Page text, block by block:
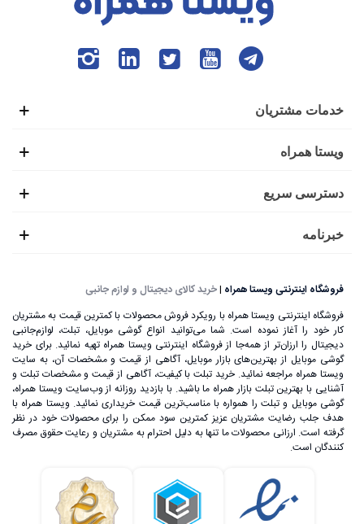
خدمات مشتریان
ویستا همراه
دسترسی سریع
خبرنامه
فروشگاه اینترنتی ویستا همراه |خرید کالای دیجیتال و لوازم جانبی
فروشگاه اینترنتی ویستا همراه با رویکرد فروش محصولات با کمترین قیمت به مشتریان
کار خود را آغاز نموده است. شما می‌توانید انواع گوشی موبایل، تبلت، لوازم‌جانبی
دیجیتال را ارزان‌تر از همه‌جا از فروشگاه اینترنتی ویستا همراه تهیه نمائید. برای خرید
گوشی موبایل از بهترین‌های بازار موبایل، آگاهی از قیمت و مشخصات آن، به ‌سایت
ویستا همراه مراجعه نمائید. خرید تبلت با کیفیت، آگاهی از قیمت و مشخصات تبلت و
آشنایی با بهترین تبلت بازار همراه ما باشید. با بازدید روزانه از وب‌سایت ویستا همراه،
گوشی موبایل و تبلت را همواره با مناسب‌ترین قیمت خریداری نمائید. ویستا همراه با
هدف جلب رضایت مشتریان عزیز کمترین سود ممکن را برای محصولات خود در نظر
گرفته است. ارزانی محصولات ما تنها به دلیل احترام به مشتریان و رعایت حقوق مصرف
کنندگان است.